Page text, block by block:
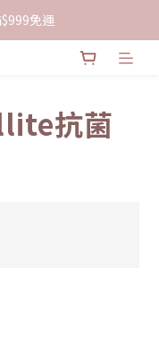
免運
免運
金
抗菌